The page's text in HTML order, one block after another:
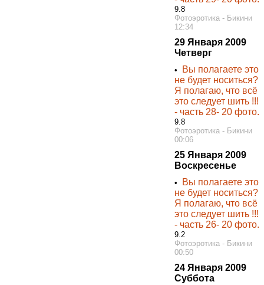
9.8
Фотоэротика - Бикини
12:34
29 Января 2009
Четверг
•
Вы полагаете это
не будет носиться?
Я полагаю, что всё
это следует шить !!!
- часть 28- 20 фото.
9.8
Фотоэротика - Бикини
00:06
25 Января 2009
Воскресенье
•
Вы полагаете это
не будет носиться?
Я полагаю, что всё
это следует шить !!!
- часть 26- 20 фото.
9.2
Фотоэротика - Бикини
00:50
24 Января 2009
Суббота